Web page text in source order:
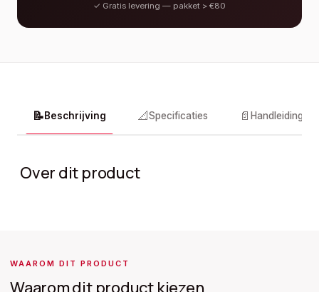
✓ Gratis levering — pakket > €80
📝Beschrijving 📐Specificaties 📄 Handleidingen
Over dit product
WAAROM DIT PRODUCT
Waarom dit product kiezen